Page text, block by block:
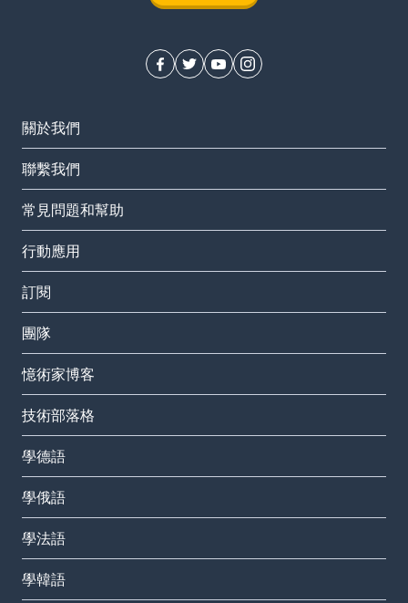
關於我們
聯繫我們
常見問題和幫助
行動應用
訂閱
團隊
憶術家博客
技術部落格
學德語
學俄語
學法語
學韓語